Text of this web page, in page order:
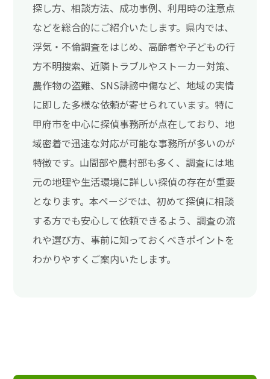
探し方、相談方法、成功事例、利用時の注意点
などを総合的にご紹介いたします。県内では、
浮気・不倫調査をはじめ、高齢者や子どもの行
方不明捜索、近隣トラブルやストーカー対策、
農作物の盗難、SNS誹謗中傷など、地域の実情
に即した多様な依頼が寄せられています。特に
甲府市を中心に探偵事務所が点在しており、地
域密着で迅速な対応が可能な事務所が多いのが
特徴です。山間部や農村部も多く、調査には地
元の地理や生活環境に詳しい探偵の存在が重要
となります。本ページでは、初めて探偵に相談
する方でも安心して依頼できるよう、調査の流
れや選び方、事前に知っておくべきポイントを
わかりやすくご案内いたします。